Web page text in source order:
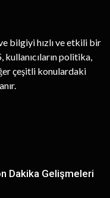
bilgiyi hızlı ve etkili bir
kullanıcıların politika,
çeşitli konulardaki
Dakika Gelişmeleri